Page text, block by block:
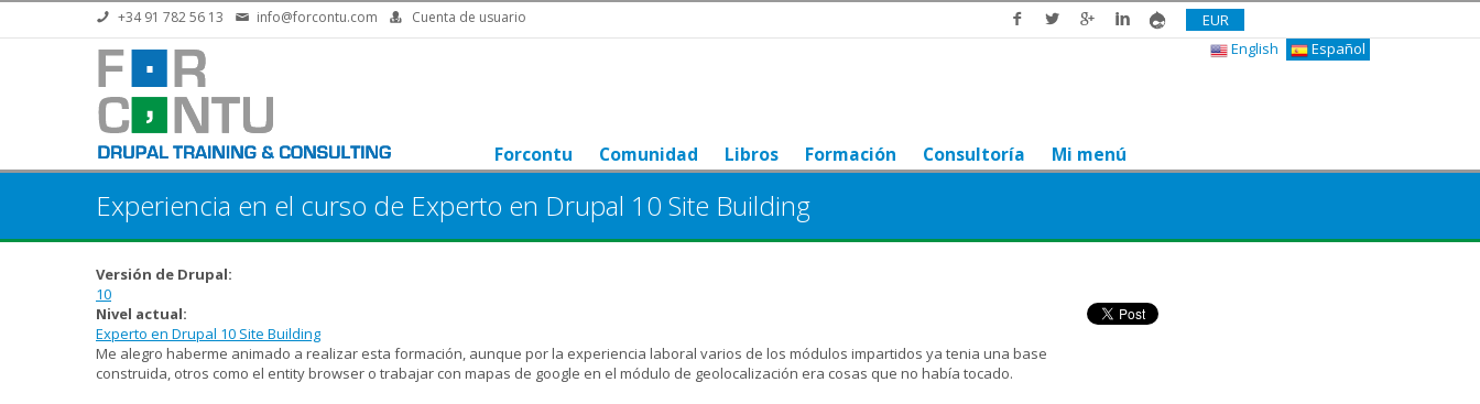
Pasar al contenido principal
+34 91 782 56 13 info@forcontu.com Cuenta de usuario
EUR
English
Español
Forcontu Comunidad Libros Formación Consultoría Mi menú
Experiencia en el curso de Experto en Drupal 10 Site Building
Versión de Drupal:
10
Nivel actual:
Experto en Drupal 10 Site Building
Me alegro haberme animado a realizar esta formación, aunque por la experiencia laboral varios de los módulos impartidos ya tenia una base
construida, otros como el entity browser o trabajar con mapas de google en el módulo de geolocalización era cosas que no había tocado.